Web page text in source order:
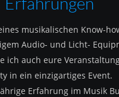
musikalischen Know-
Audio- und Licht-
ich auch eure
in ein einzigartiges Event.
Erfahrung im Musik